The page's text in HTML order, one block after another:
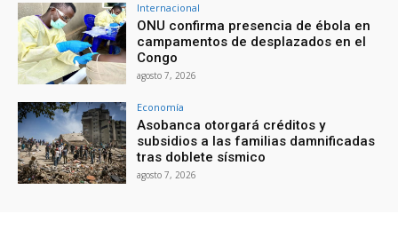
Internacional
ONU confirma presencia de ébola en
campamentos de desplazados en el
Congo
agosto 7, 2026
Economía
Asobanca otorgará créditos y
subsidios a las familias damnificadas
tras doblete sísmico
agosto 7, 2026